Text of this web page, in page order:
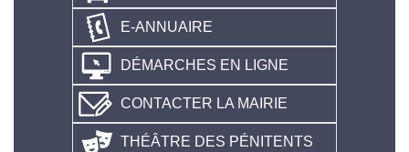
E-ANNUAIRE
DÉMARCHES EN LIGNE
CONTACTER LA MAIRIE
THÉÂTRE DES PÉNITENTS